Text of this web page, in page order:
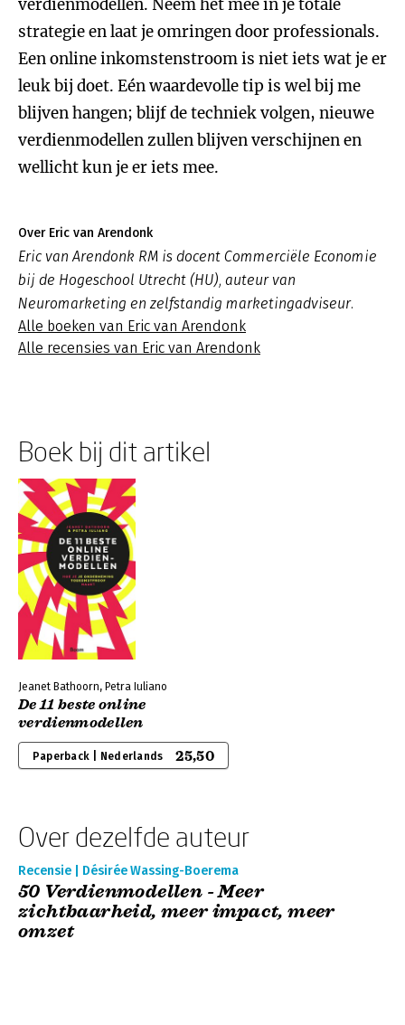
verdienmodellen. Neem het mee in je totale
strategie en laat je omringen door professionals.
Een online inkomstenstroom is niet iets wat je er
leuk bij doet. Eén waardevolle tip is wel bij me
blijven hangen; blijf de techniek volgen, nieuwe
verdienmodellen zullen blijven verschijnen en
wellicht kun je er iets mee.
Over Eric van Arendonk
Eric van Arendonk RM is docent Commerciële Economie
bij de Hogeschool Utrecht (HU), auteur van
Neuromarketing en zelfstandig marketingadviseur.
Alle boeken van Eric van Arendonk
Alle recensies van Eric van Arendonk
Boek bij dit artikel
Jeanet Bathoorn, Petra Iuliano
De 11 beste online
verdienmodellen
Paperback | Nederlands 25,50
Over dezelfde auteur
Recensie | Désirée Wassing-Boerema
50 Verdienmodellen - Meer
zichtbaarheid, meer impact, meer
omzet